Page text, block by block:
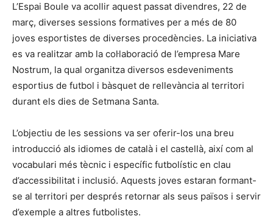
L’Espai Boule va acollir aquest passat divendres, 22 de
març, diverses sessions formatives per a més de 80
joves esportistes de diverses procedències. La iniciativa
es va realitzar amb la col·laboració de l’empresa Mare
Nostrum, la qual organitza diversos esdeveniments
esportius de futbol i bàsquet de rellevància al territori
durant els dies de Setmana Santa.
L’objectiu de les sessions va ser oferir-los una breu
introducció als idiomes de català i el castellà, així com al
vocabulari més tècnic i específic futbolístic en clau
d’accessibilitat i inclusió. Aquests joves estaran formant-
se al territori per després retornar als seus països i servir
d’exemple a altres futbolistes.